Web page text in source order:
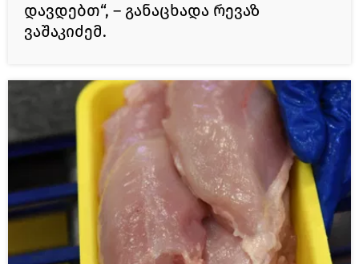
დავდებთ“, – განაცხადა რევაზ
ვაშაკიძემ.